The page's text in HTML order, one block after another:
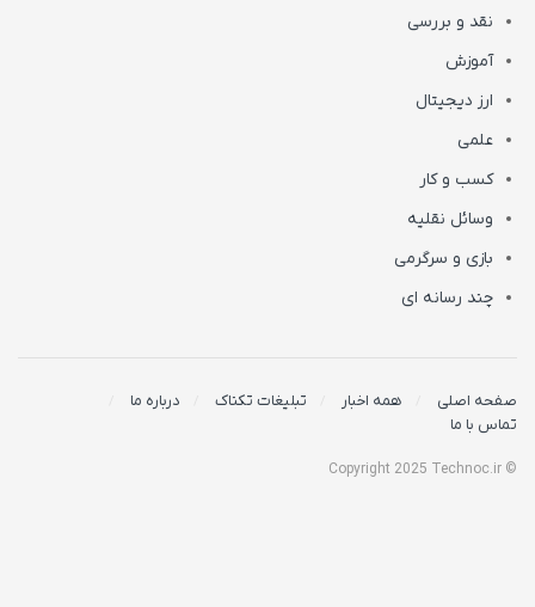
نقد و بررسی
آموزش
ارز دیجیتال
علمی
کسب و کار
وسائل نقلیه
بازی و سرگرمی
چند رسانه ای
صفحه اصلی همه اخبار تبلیغات تکناک
درباره ما
تماس با ما
© Copyright 2025 Technoc.ir